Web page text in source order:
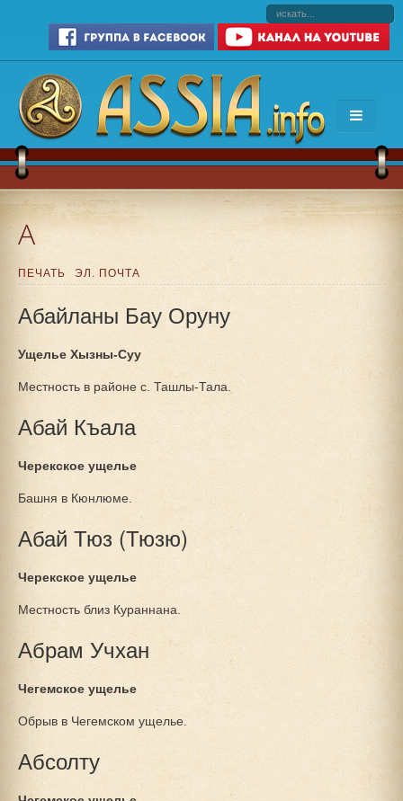
А
ПЕЧАТЬ ЭЛ. ПОЧТА
Абайланы Бау Оруну
Ущелье Хызны-Суу
Местность в районе с. Ташлы-Тала.
Абай Къала
Черекское ущелье
Башня в Кюнлюме.
Абай Тюз (Тюзю)
Черекское ущелье
Местность близ Кураннана.
Абрам Учхан
Чегемское ущелье
Обрыв в Чегемском ущелье.
Абсолту